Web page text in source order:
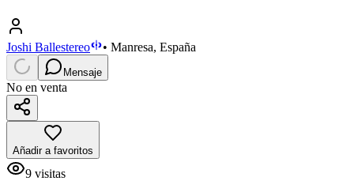
Joshi Ballestereo • Manresa, España
Mensaje
No en venta
Añadir a favoritos
9 visitas